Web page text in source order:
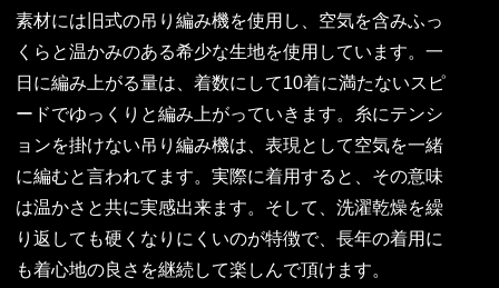
素材には旧式の吊り編み機を使用し、空気を含みふっ
くらと温かみのある希少な生地を使用しています。一
日に編み上がる量は、着数にして10着に満たないスピ
ードでゆっくりと編み上がっていきます。糸にテンシ
ョンを掛けない吊り編み機は、表現として空気を一緒
に編むと言われてます。実際に着用すると、その意味
は温かさと共に実感出来ます。そして、洗濯乾燥を繰
り返しても硬くなりにくいのが特徴で、長年の着用に
も着心地の良さを継続して楽しんで頂けます。